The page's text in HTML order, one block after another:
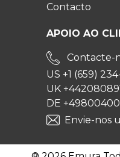
Contacto
APOIO AO
Contacte-
US +1 (659)
UK
DE
Envie-nos